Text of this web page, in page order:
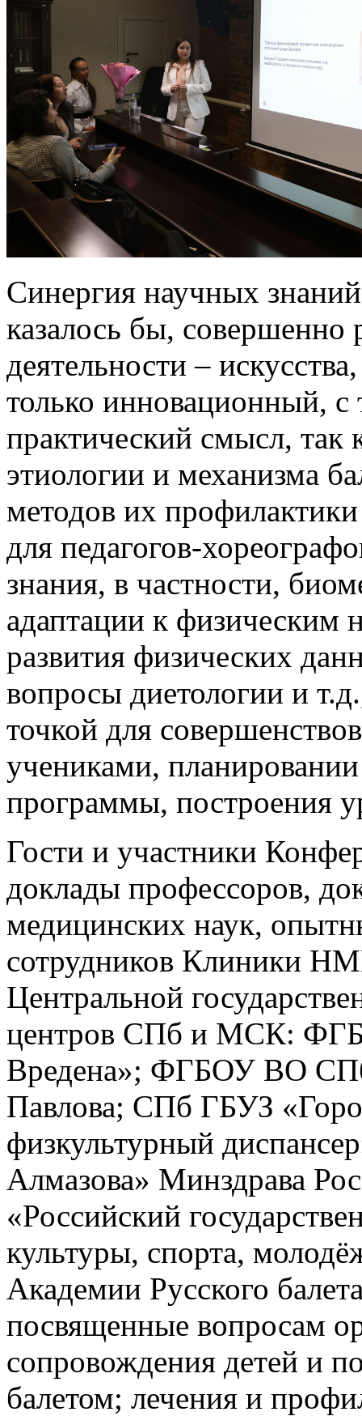
Синергия научных
казалось бы, совершенно
деятельности –
только инновационный, с
практический смысл,
этиологии и механизма
методов их
для педагогов-
знания, в частности,
адаптации к физическим
развития физических
вопросы диетологии и
точкой для
учениками,
программы, построения
Гости и участники
доклады профессоров,
медицинских наук,
сотрудников Клиники
Центральной
центров СПб и МСК:
Вредена»; ФГБОУ ВО
Павлова; СПб ГБУЗ
физкультурный
Алмазова» Минздрава
«Российский
культуры, спорта,
Академии Русского
посвященные вопросам
сопровождения детей и
балетом; лечения и